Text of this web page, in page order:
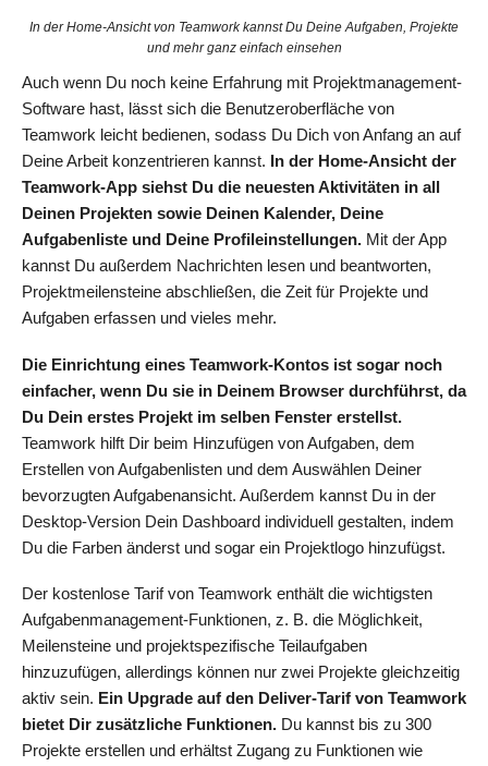
In der Home-Ansicht von Teamwork kannst Du Deine Aufgaben, Projekte
und mehr ganz einfach einsehen
Auch wenn Du noch keine Erfahrung mit Projektmanagement-
Software hast, lässt sich die Benutzeroberfläche von
Teamwork leicht bedienen, sodass Du Dich von Anfang an auf
Deine Arbeit konzentrieren kannst. In der Home-Ansicht der
Teamwork-App siehst Du die neuesten Aktivitäten in all
Deinen Projekten sowie Deinen Kalender, Deine
Aufgabenliste und Deine Profileinstellungen. Mit der App
kannst Du außerdem Nachrichten lesen und beantworten,
Projektmeilensteine abschließen, die Zeit für Projekte und
Aufgaben erfassen und vieles mehr.
Die Einrichtung eines Teamwork-Kontos ist sogar noch
einfacher, wenn Du sie in Deinem Browser durchführst, da
Du Dein erstes Projekt im selben Fenster erstellst.
Teamwork hilft Dir beim Hinzufügen von Aufgaben, dem
Erstellen von Aufgabenlisten und dem Auswählen Deiner
bevorzugten Aufgabenansicht. Außerdem kannst Du in der
Desktop-Version Dein Dashboard individuell gestalten, indem
Du die Farben änderst und sogar ein Projektlogo hinzufügst.
Der kostenlose Tarif von Teamwork enthält die wichtigsten
Aufgabenmanagement-Funktionen, z. B. die Möglichkeit,
Meilensteine und projektspezifische Teilaufgaben
hinzuzufügen, allerdings können nur zwei Projekte gleichzeitig
aktiv sein. Ein Upgrade auf den Deliver-Tarif von Teamwork
bietet Dir zusätzliche Funktionen. Du kannst bis zu 300
Projekte erstellen und erhältst Zugang zu Funktionen wie